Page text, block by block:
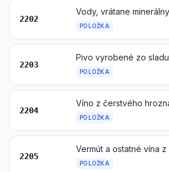
2202
POLOŽKA
2203
Pivo vyrobené zo sladu
POLOŽKA
2204
POLOŽKA
2205
POLOŽKA